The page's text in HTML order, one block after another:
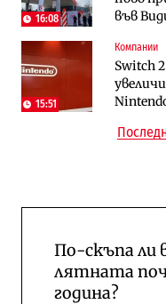
16:08
във
15:51
Компании
Switch
Публични
Компании
А1
По-скъпа ли
лятната
година?